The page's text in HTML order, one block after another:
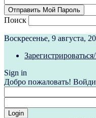
Поиск
Воскресенье, 9 августа,
Sign in
Добро пожаловать!